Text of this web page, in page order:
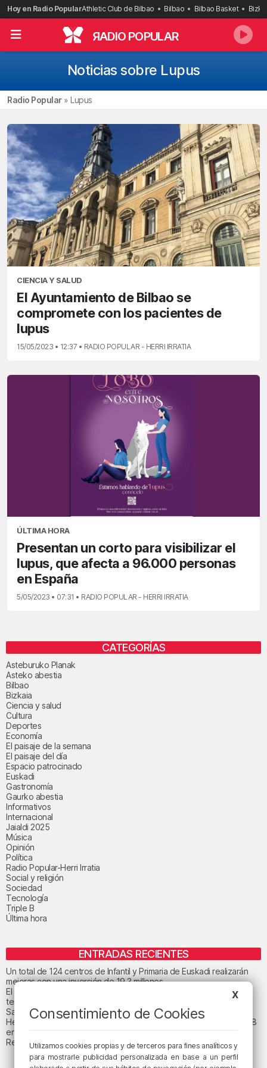
Saltar
al
contenido
Hoy en Radio PopularAthletic Club de Bilbao Bilbao Bilbao Basket
RADIO POPULAR
Noticias sobre Lupus
Radio Popular» Lupus
CIENCIA Y SALUD
El Ayuntamiento de Bilbao se
compromete con los pacientes de
lupus
15/05/2023 • 12:37 • RADIO POPULAR - HERRI IRRATIA
ÚLTIMA HORA
Presentan un corto para visibilizar el
lupus, que afecta a 96.000 personas
en España
5/05/2023 • 07:31 • RADIO POPULAR - HERRI IRRATIA
CATEGORÍAS
Asteburuko Planak
Asteko abestia
Bilbao
Bizkaia
Ciencia y salud
Cultura
Deportes
Economía
El paisaje de la semana
El paisaje del día
Espacio patrocinado
Euskadi
Gastronomía
Gaurko abestia
Informativos
Internacional
Jaialdi 2025
Música
Opinión
Política
Radio Popular-Herri Irratia
Social y religión
Sociedad
Tecnología
Triple B
Última hora
ENTRADAS RECIENTES
Un total de 124 centros de Infantil y Primaria de Euskadi realizarán
mejoras con una inversión de 19,3 millones
El tiempo este viernes en Bizkaia: subida notable de las
temperaturas máximas
San Juan de Gaztelugatxe cerrará el día del eclipse
Heridas dos personas en un accidente entre tres vehículos en la A8
en Muskiz
Recuperado el cuerpo sin vida de una mujer en la ría de Bilbao
X
Consentimiento de Cookies
Utilizamos cookies propias y de terceros para fines analíticos y
para mostrarle publicidad personalizada en base a un perfil